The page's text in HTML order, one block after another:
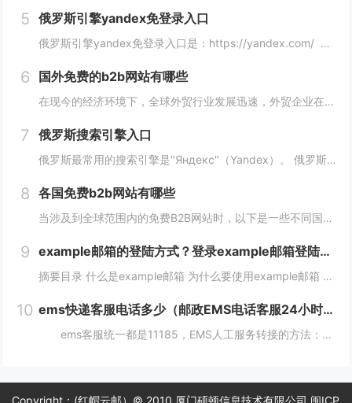
5 俄罗斯引擎yandex免登录入口
俄罗斯引擎yandex免登录入口是：https://yandex.com/ 无须登录直接使用，接下来小编就来给大家详细介绍。 俄罗斯引擎yandex免登录入口 Yandex是俄罗斯最大的互联网公司之一，其拥有自己的搜索引...
6 国外免费的b2b网站有哪些
在现今的经济环境下，全球外贸行业发展迅速，外贸企业在寻找客户方面也变得越来越重要，并且更加重视做好国外B2B网站的使用。因此，在选择一个合适的国外B2B网站时，您应该根据您的需求选择一个合适的网站，下面介绍一下国外免费的b2b网站有哪些？...
7 俄罗斯搜索引擎入口
俄罗斯最常用的搜索引擎是"Яндекс"（Yandex）。 俄罗斯搜索引擎yandex入口： 1、俄罗斯搜索引擎入口1：yandex.com，无须登录直接使用。 2、俄罗斯搜索引擎入口2：www.yandex.ru，需要登录使用。...
8 各国免费b2b网站有哪些
当涉及到全球范围内的免费B2B网站时，以下是一些不同国家的B2B网站，它们为企业提供了广阔的国际市场。这些网站在不同国家和地区具有不同的影响力，但都是免费使用的。 各国免费b2b网站： 1. 中国： - Alib...
9 example邮箱的登陆方式？登录example邮箱登陆服务器的步骤？
摘要目录 什么是example邮箱 为什么要使用example邮箱 example邮箱的登陆方式 如何保护example邮箱的安全性 结论 什么是example邮箱 example邮箱是由著名IT企...
10 ems快递客服电话多少（邮政EMS电话客服24小时服务热线）
ems客服统一都是11185，EMS人工服务转接的方法：1、使用固定电话或手机拨打11183，接通后，按1进入”上门揽收“，告诉客服人员您的取件地址、联系人和电话就可以上门取件。2、按2进入。 11183是邮政EMS的服务电话...
Copyright：(红帽云邮）© 2010 厦门硕顿信息技术有限公司 闽ICP